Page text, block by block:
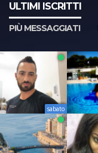
ULTIMI ISCRITTI
PIÙ MESSAGGIATI
sabato